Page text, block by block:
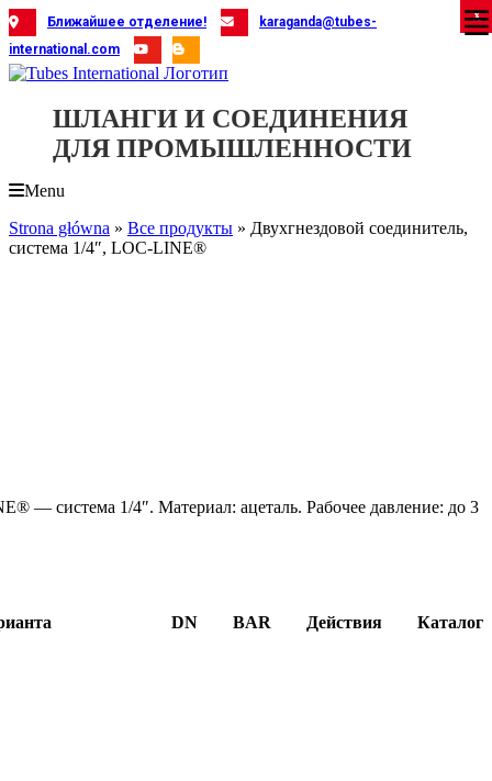
Skip
to
content
Ближайшее отделение!
karaganda@tubes-
international.com
ШЛАНГИ И СОЕДИНЕНИЯ
ДЛЯ ПРОМЫШЛЕННОСТИ
Menu
Strona główna » Все продукты » Двухгнездовой соединитель,
система 1/4″, LOC-LINE®
— система 1/4″. Материал: ацеталь. Рабочее давление: до 3
DN BAR Действия Каталог
X
X
X
X
X
X
X
X
X
X
X
X
X
X
X
X
X
X
X